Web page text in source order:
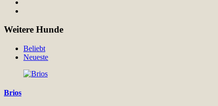
Weitere Hunde
Beliebt
Neueste
Brios